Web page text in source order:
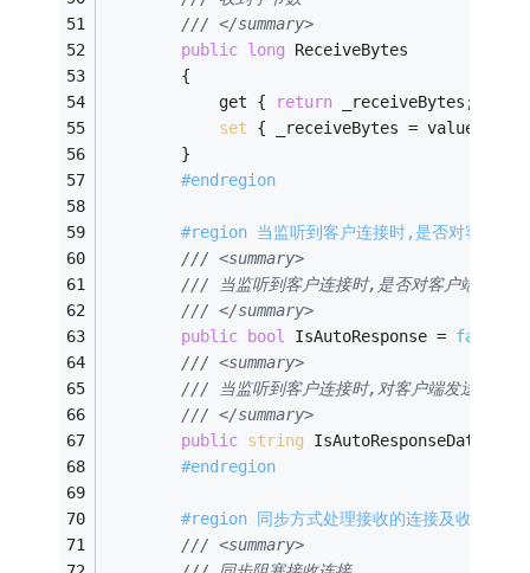
/// </summary>
public long ReceiveBytes
        {
            get {
return _receiveBytes; }
set { _receiveBytes = value; }
        }
#endregion
#region 当监听到客户连接时,是否对客户端
/// <summary>
/// 当监听到客户连接时,是否对客户端发送数
/// </summary>
public
bool IsAutoResponse = false
/// <summary>
/// 当监听到客户连接时,对客户端发送的数
/// </summary>
public string IsAutoResponseData =
#endregion
#region 同步方式处理接收的连接及收到的数
/// <summary>